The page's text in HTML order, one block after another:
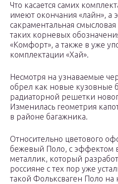
Что касается самих
имеют окончания «лайн», а
сакраментальная
таких корневых
«Комфорт», а также в уже
комплектации «Хай».
Несмотря на узнаваемые
обрел как новые кузовные
радиаторной решетки
Изменилась геометрия
в районе багажника.
Относительно цветового
бежевый Поло, с эффектом
металлик, который
россияне с тех пор уже
такой Фольксваген Поло